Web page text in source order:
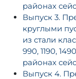
районах
Выпуск 3.
круглыми
из стали
990, 1190,
районах
Выпуск 4.